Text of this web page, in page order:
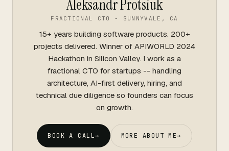
Aleksandr Protsiuk
FRACTIONAL CTO - SUNNYVALE, CA
15+ years building software products. 200+
projects delivered. Winner of APIWORLD 2024
Hackathon in Silicon Valley. I work as a
fractional CTO for startups -- handling
architecture, AI-first delivery, hiring, and
technical due diligence so founders can focus
on growth.
BOOK A CALL→ MORE ABOUT ME→